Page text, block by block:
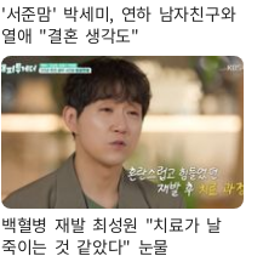
'서준맘' 박세미, 연하 남자친구와
열애 "결혼 생각도"
백혈병 재발 최성원 "치료가 날
죽이는 것 같았다" 눈물